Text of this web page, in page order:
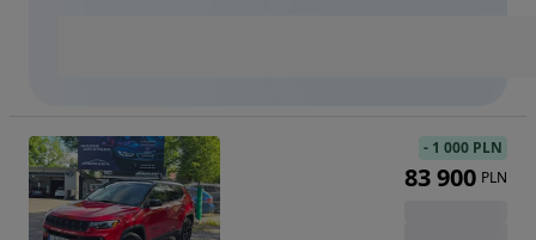
- 1 000 PLN
83 900 PLN